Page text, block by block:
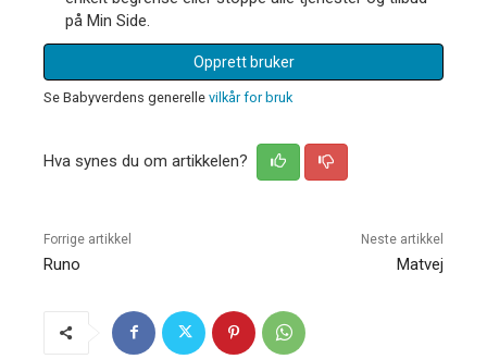
på Min Side.
Opprett bruker
Se Babyverdens generelle vilkår for bruk
Hva synes du om artikkelen?
Forrige artikkel
Runo
Neste artikkel
Matvej